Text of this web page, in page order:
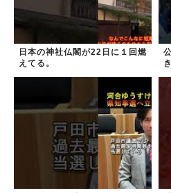
日本の神社仏閣が22日に１回燃
えてる。